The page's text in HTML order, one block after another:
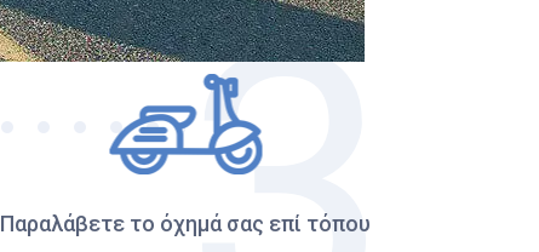
Παραλάβετε το όχημά σας επί τόπου